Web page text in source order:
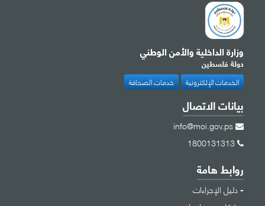
وزارة الداخلية والأمن الوطني
دولة فلسطين
الخدمات الإلكترونية خدمات الصحافة
بيانات الاتصال
info@moi.gov.ps
روابط هامة
دليل الإجراءات